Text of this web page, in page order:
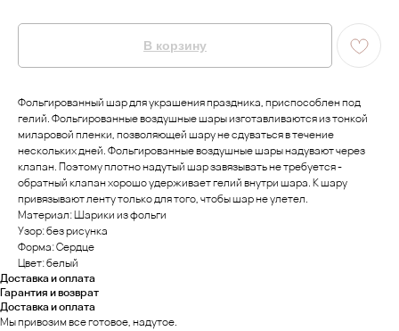
В корзину
Фольгированный шар для украшения праздника, приспособлен под
гелий. Фольгированные воздушные шары изготавливаются из тонкой
миларовой пленки, позволяющей шару не сдуваться в течение
нескольких дней. Фольгированные воздушные шары надувают через
клапан. Поэтому плотно надутый шар завязывать не требуется -
обратный клапан хорошо удерживает гелий внутри шара. К шару
привязывают ленту только для того, чтобы шар не улетел.
Материал: Шарики из фольги
Узор: без рисунка
Форма: Сердце
Цвет: белый
Доставка и оплата
Гарантия и возврат
Доставка и оплата
Мы привозим все готовое, надутое.